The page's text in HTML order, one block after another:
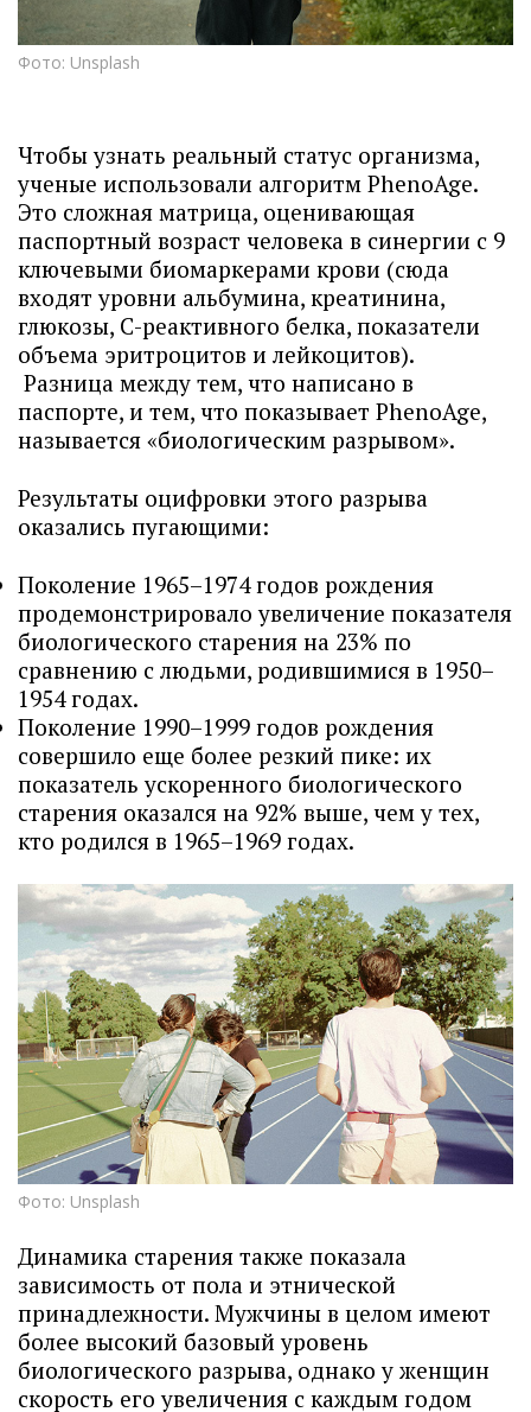
Фото: Unsplash
Чтобы узнать реальный статус организма,
ученые использовали алгоритм PhenoAge.
Это сложная матрица, оценивающая
паспортный возраст человека в синергии с 9
ключевыми биомаркерами крови (сюда
входят уровни альбумина, креатинина,
глюкозы, С-реактивного белка, показатели
объема эритроцитов и лейкоцитов).
Разница между тем, что написано в
паспорте, и тем, что показывает PhenoAge,
называется «биологическим разрывом».
Результаты оцифровки этого разрыва
оказались пугающими:
Поколение 1965–1974 годов рождения
продемонстрировало увеличение показателя
биологического старения на 23% по
сравнению с людьми, родившимися в 1950–
1954 годах.
Поколение 1990–1999 годов рождения
совершило еще более резкий пике: их
показатель ускоренного биологического
старения оказался на 92% выше, чем у тех,
кто родился в 1965–1969 годах.
Фото: Unsplash
Динамика старения также показала
зависимость от пола и этнической
принадлежности. Мужчины в целом имеют
более высокий базовый уровень
биологического разрыва, однако у женщин
скорость его увеличения с каждым годом